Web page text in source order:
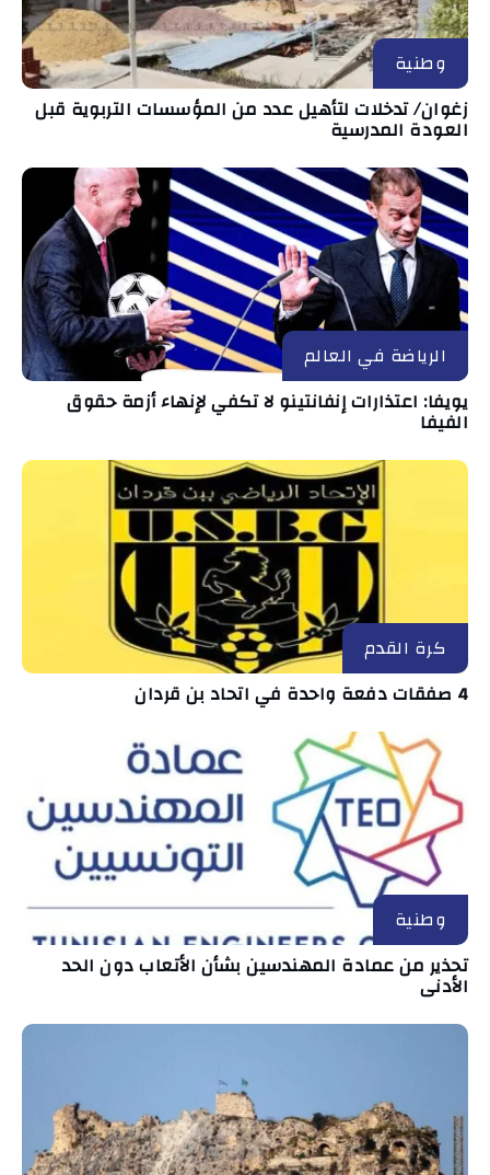
وطنية
زغوان/ تدخلات لتأهيل عدد من المؤسسات التربوية قبل
العودة المدرسية
الرياضة في العالم
يويفا: اعتذارات إنفانتينو لا تكفي لإنهاء أزمة حقوق
الفيفا
كرة القدم
4 صفقات دفعة واحدة في اتحاد بن قردان
وطنية
تحذير من عمادة المهندسين بشأن الأتعاب دون الحد
الأدنى